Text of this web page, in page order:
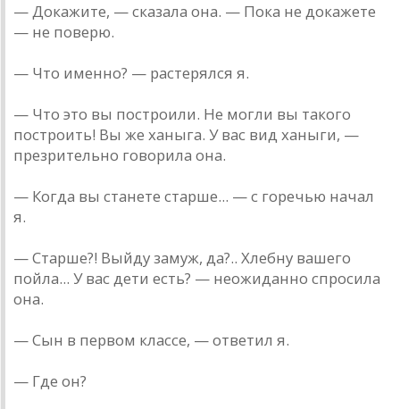
— Докажите, — сказала она. — Пока не докажете
— не поверю.
— Что именно? — растерялся я.
— Что это вы построили. Не могли вы такого
построить! Вы же ханыга. У вас вид ханыги, —
презрительно говорила она.
— Когда вы станете старше... — с горечью начал
я.
— Старше?! Выйду замуж, да?.. Хлебну вашего
пойла... У вас дети есть? — неожиданно спросила
она.
— Сын в первом классе, — ответил я.
— Где он?